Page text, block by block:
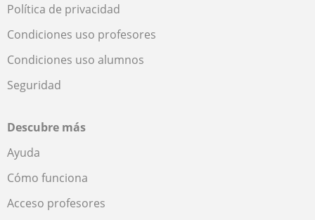
Política de privacidad
Condiciones uso profesores
Condiciones uso alumnos
Seguridad
Descubre más
Ayuda
Cómo funciona
Acceso profesores